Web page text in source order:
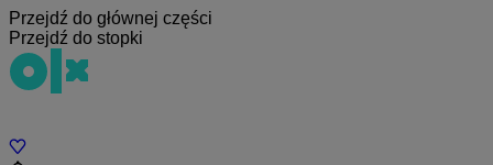
Przejdź do głównej części
Przejdź do stopki